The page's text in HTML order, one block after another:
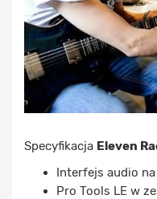
Specyfikacja Eleven
Interfejs audio
Pro Tools LE w